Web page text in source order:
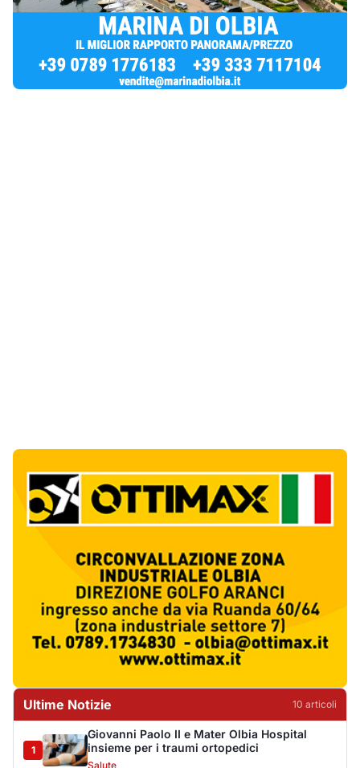
1
Giovanni Paolo II e Mater Olbia Hospital
insieme per i traumi ortopedici
Salute
Olbia, un altro cantiere dimenticato: buca
aperta da oltre un mese in via Fidia
Cronaca
Olbia paralizzata dal traffico, il Pd attacca:
«Non è emergenza, è incapacità»
Politica
4
porta: quanto vale la libertà?
Editoriali
5
Golfo Aranci, il 14 agosto torna la Sagra del
Pesce in piazza Cossiga